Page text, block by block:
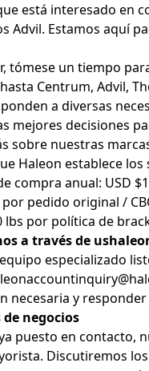
está interesado en
Advil. Estamos aquí
tómese un tiempo
Centrum, Advil,
a diversas
mejores decisiones
sobre nuestras
Haleon establece
compra anual: USD
pedido original /
lbs por política de
a través de
especializado
necesaria y responder
de negocios
puesto en contacto,
Discutiremos